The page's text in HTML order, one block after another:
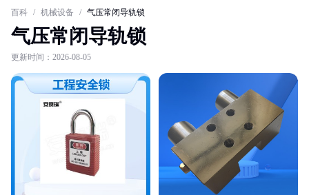
百科 / 机械设备 / 气压常闭导轨锁
气压常闭导轨锁
更新时间：2026-08-05